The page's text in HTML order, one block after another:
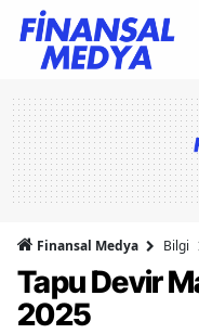
Finansal Medya Bilgi
Tapu Devir
2025